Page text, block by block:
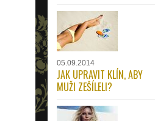
05.09.2014
JAK UPRAVIT KLÍN, ABY
MUŽI ZEŠÍLELI?